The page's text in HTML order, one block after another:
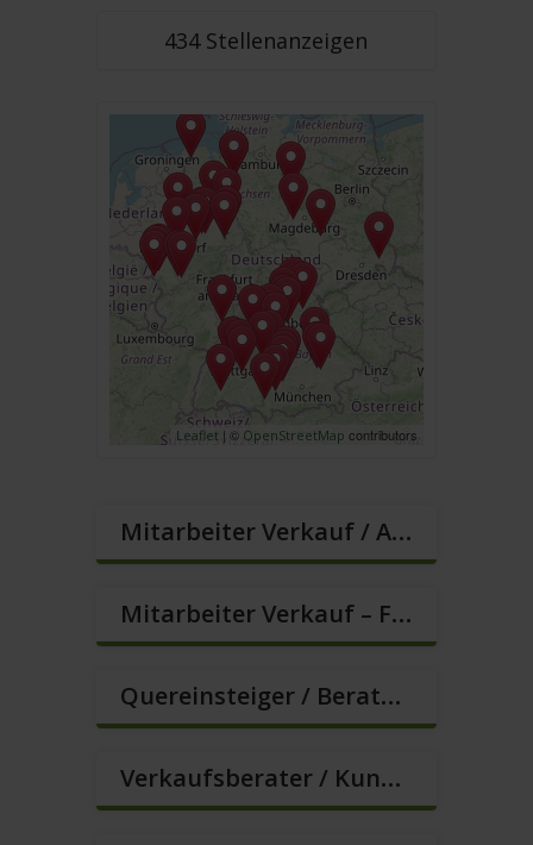
434 Stellenanzeigen
Leaflet | © OpenStreetMap contributors
Mitarbeiter Verkauf / Außendienst (m/w/d)
Mitarbeiter Verkauf – Festanstellung (m/w/d)
Quereinsteiger / Berater Im Vertrieb In VZ/TZ (m/w/d)
Verkaufsberater / Kundenberater – Ab Sofort (m/w/d)